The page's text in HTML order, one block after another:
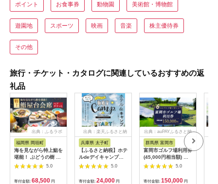
ポイント お食事券 動物園 美術館・博物館
遊園地 スポーツ 映画 音楽 株主優待券
その他
旅行・チケット・カタログに関連しているおすすめの返
礼品
出典：ふるラボ
福岡県 岡垣町
海を見ながら特上鮨を
堪能！ ぶどうの樹 鮨
屋台ペア お食事券 海
鮮 海 屋台 食事 ペア
福岡県 岡垣町
5.0
寄付金額: 68,500 円
出典：楽天ふるさと納
兵庫県 太子町
【ふるさと納税】ホテ
ルdeデイキャンプ体
験チケット
【1364991】
5.0
寄付金額: 24,000 円
出典：auPAYふるさと納
群馬県 富岡市
富岡市ゴルフ場利用券
(45,000円相当額) ゴ
ルフ チケット 平日 土
日 祝日 プレー券 関東
群馬県 首都圏 F20E-
5.0
寄付金額: 150,000 円